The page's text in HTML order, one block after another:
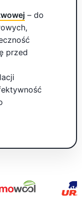
– do
przed